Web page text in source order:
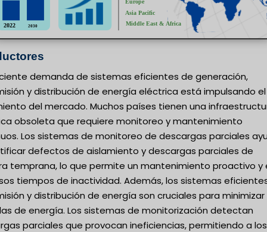
demanda de sistemas eficientes de generación,
y distribución de energía eléctrica está impulsando el
del mercado. Muchos países tienen una
obsoleta que requiere monitoreo y mantenimiento
Los sistemas de monitoreo de descargas parciales
defectos de aislamiento y descargas parciales de
temprana, lo que permite un mantenimiento proactivo y
tiempos de inactividad. Además, los sistemas
y distribución de energía son cruciales para minimizar
de energía. Los sistemas de monitorización detectan
parciales que provocan ineficiencias, permitiendo a los